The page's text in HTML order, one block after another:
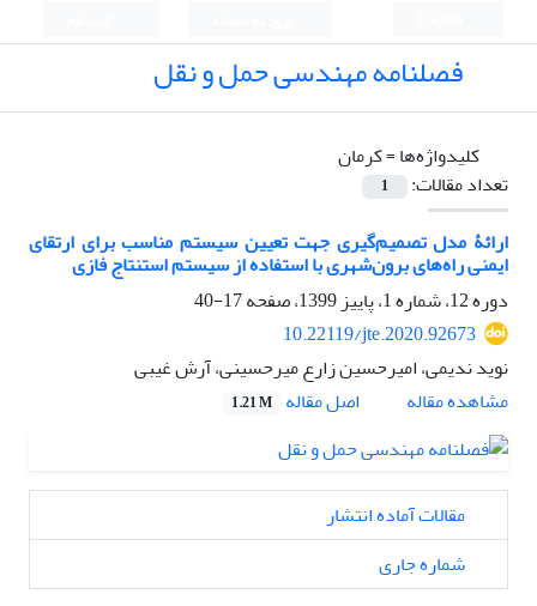
فصلنامه مهندسی حمل و نقل
کلیدواژه‌ها =کرمان
تعداد مقالات:
1
ارائۀ مدل تصمیم‌گیری جهت تعیین سیستم مناسب برای ارتقای
ایمنی راه‌های برون‌شهری با استفاده از سیستم استنتاج فازی
دوره 12، شماره 1، پاییز 1399، صفحه
17-40
10.22119/jte.2020.92673
نوید ندیمی، امیرحسین زارع میرحسینی، آرش غیبی
مشاهده مقاله
اصل مقاله 1.21 M
مقالات آماده انتشار
شماره جاری